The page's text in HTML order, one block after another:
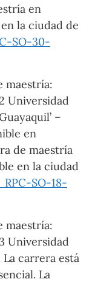
en
la ciudad de
SO-30-
maestría:
Universidad
–
en
de maestría
en la ciudad
SO-18-
maestría:
Universidad
La carrera está
La